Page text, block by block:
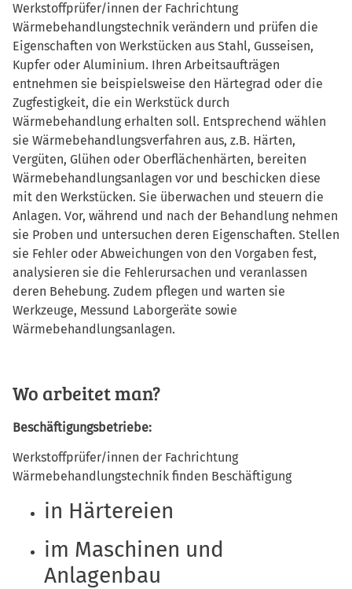
Werkstoffprüfer/innen der Fachrichtung
Wärmebehandlungstechnik verändern und prüfen die
Eigenschaften von Werkstücken aus Stahl, Gusseisen,
Kupfer oder Aluminium. Ihren Arbeitsaufträgen
entnehmen sie beispielsweise den Härtegrad oder die
Zugfestigkeit, die ein Werkstück durch
Wärmebehandlung erhalten soll. Entsprechend wählen
sie Wärmebehandlungsverfahren aus, z.B. Härten,
Vergüten, Glühen oder Oberflächenhärten, bereiten
Wärmebehandlungsanlagen vor und beschicken diese
mit den Werkstücken. Sie überwachen und steuern die
Anlagen. Vor, während und nach der Behandlung nehmen
sie Proben und untersuchen deren Eigenschaften. Stellen
sie Fehler oder Abweichungen von den Vorgaben fest,
analysieren sie die Fehlerursachen und veranlassen
deren Behebung. Zudem pflegen und warten sie
Werkzeuge, Messund Laborgeräte sowie
Wärmebehandlungsanlagen.
Wo arbeitet man?
Beschäftigungsbetriebe:
Werkstoffprüfer/innen der Fachrichtung
Wärmebehandlungstechnik finden Beschäftigung
in Härtereien
im Maschinen und
Anlagenbau